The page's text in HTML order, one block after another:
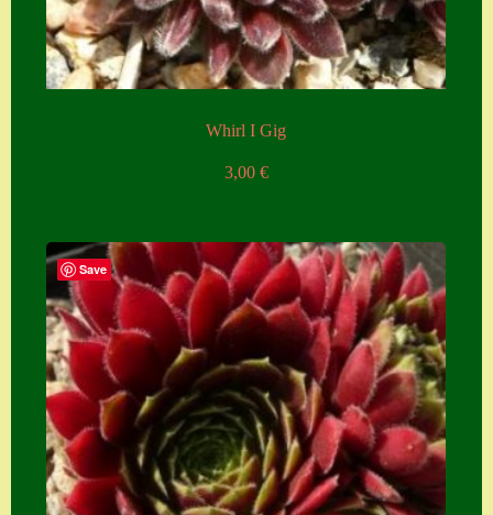
Whirl I Gig
3,00 €
Save